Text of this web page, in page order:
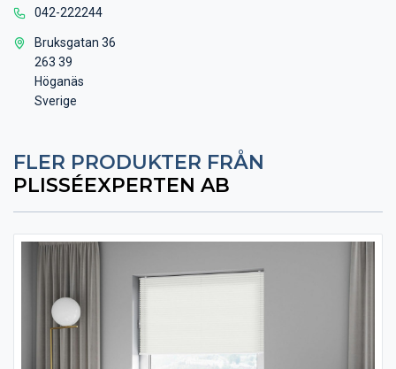
042-222244
Bruksgatan 36
263 39
Höganäs
Sverige
FLER PRODUKTER FRÅN
PLISSÉEXPERTEN AB